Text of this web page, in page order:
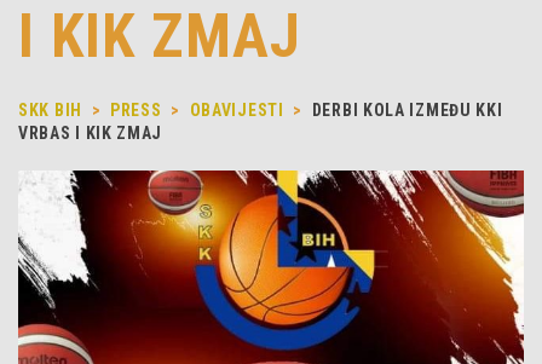
I KIK ZMAJ
SKK BIH > PRESS > OBAVIJESTI >
DERBI KOLA IZMEĐU KKI
VRBAS I KIK ZMAJ